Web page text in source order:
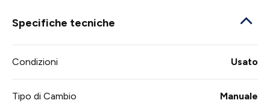
Specifiche tecniche
Condizioni Usato
Tipo di Cambio Manuale